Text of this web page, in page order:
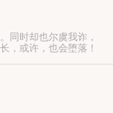
同时却也尔虞我诈，
，或许，也会堕落！